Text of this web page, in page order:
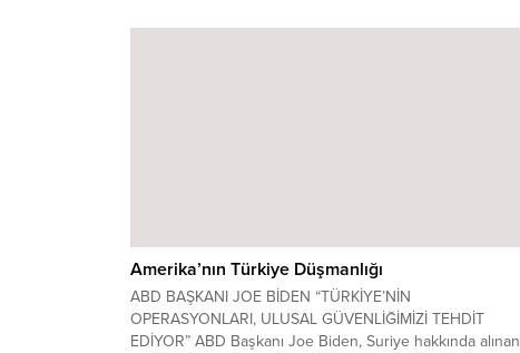
Amerika’nın Türkiye Düşmanlığı
ABD BAŞKANI JOE BİDEN “TÜRKİYE’NİN
OPERASYONLARI, ULUSAL GÜVENLİĞİMİZİ TEHDİT
EDİYOR” ABD Başkanı Joe Biden, Suriye hakkında alınan